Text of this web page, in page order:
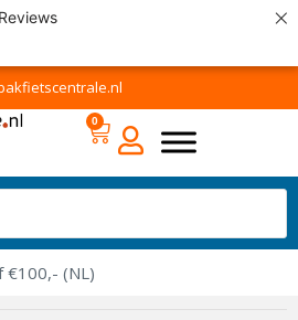
Reviews ×
0
€100,- (NL)